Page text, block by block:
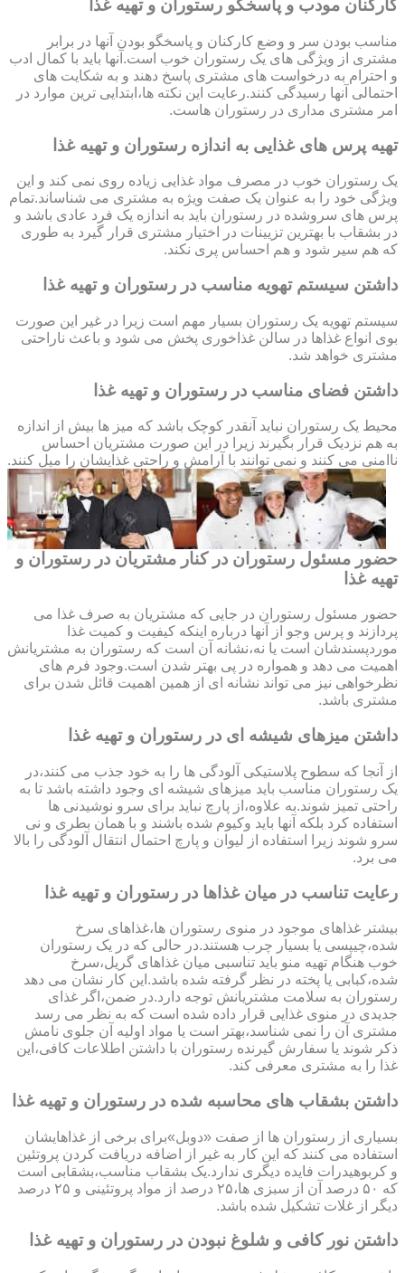
کارکنان مودب و پاسخگو رستوران و تهیه غذا
مناسب بودن سر و وضع کارکنان و پاسخگو بودن آنها در برابر
مشتری از ویژگی های یک رستوران خوب است.آنها باید با کمال ادب
و احترام به درخواست های مشتری پاسخ دهند و به شکایت های
احتمالی آنها رسیدگی کنند.رعایت این نکته ها،ابتدایی ترین موارد در
امر مشتری مداری در رستوران هاست.
تهیه پرس های غذایی به اندازه رستوران و تهیه غذا
یک رستوران خوب در مصرف مواد غذایی زیاده روی نمی کند و این
ویژگی خود را به عنوان یک صفت ویژه به مشتری می شناساند.تمام
پرس های سروشده در رستوران باید به اندازه یک فرد عادی باشد و
در بشقاب با بهترین تزیینات در اختیار مشتری قرار گیرد به طوری
که هم سیر شود و هم احساس پری نکند.
داشتن سیستم تهویه مناسب در رستوران و تهیه غذا
سیستم تهویه یک رستوران بسیار مهم است زیرا در غیر این صورت
بوی انواع غذاها در سالن غذاخوری پخش می شود و باعث ناراحتی
مشتری خواهد شد.
داشتن فضای مناسب در رستوران و تهیه غذا
محیط یک رستوران نباید آنقدر کوچک باشد که میز ها بیش از اندازه
به هم نزدیک قرار بگیرند زیرا در این صورت مشتریان احساس
ناامنی می کنند و نمی توانند با آرامش و راحتی غذایشان را میل کنند.
حضور مسئول رستوران در کنار مشتریان در رستوران و
تهیه غذا
حضور مسئول رستوران در جایی که مشتریان به صرف غذا می
پردازند و پرس وجو از آنها درباره اینکه کیفیت و کمیت غذا
موردپسندشان است یا نه،نشانه آن است که رستوران به مشتریانش
اهمیت می دهد و همواره در پی بهتر شدن است.وجود فرم های
نظرخواهی نیز می تواند نشانه ای از همین اهمیت قائل شدن برای
مشتری باشد.
داشتن میزهای شیشه ای در رستوران و تهیه غذا
از آنجا که سطوح پلاستیکی آلودگی ها را به خود جذب می کنند،در
یک رستوران مناسب باید میزهای شیشه ای وجود داشته باشد تا به
راحتی تمیز شوند.به علاوه،از پارچ نباید برای سرو نوشیدنی ها
استفاده کرد بلکه آنها باید وکیوم شده باشند و با همان بطری و نی
سرو شوند زیرا استفاده از لیوان و پارچ احتمال انتقال آلودگی را بالا
می برد.
رعایت تناسب در میان غذاها در رستوران و تهیه غذا
بیشتر غذاهای موجود در منوی رستوران ها،غذاهای سرخ
شده،چیپسی یا بسیار چرب هستند.در حالی که در یک رستوران
خوب هنگام تهیه منو باید تناسبی میان غذاهای گریل،سرخ
شده،کبابی یا پخته در نظر گرفته شده باشد.این کار نشان می دهد
رستوران به سلامت مشتریانش توجه دارد.در ضمن،اگر غذای
جدیدی در منوی غذایی قرار داده شده است که به نظر می رسد
مشتری آن را نمی شناسد،بهتر است یا مواد اولیه آن جلوی نامش
ذکر شوند یا سفارش گیرنده رستوران با داشتن اطلاعات کافی،این
غذا را به مشتری معرفی کند.
داشتن بشقاب های محاسبه شده در رستوران و تهیه غذا
بسیاری از رستوران ها از صفت «دوبل»برای برخی از غذاهایشان
استفاده می کنند که این کار به غیر از اضافه دریافت کردن پروتئین
و کربوهیدرات فایده دیگری ندارد.یک بشقاب مناسب،بشقابی است
که ۵۰ درصد آن از سبزی ها،۲۵ درصد از مواد پروتئینی و ۲۵ درصد
دیگر از غلات تشکیل شده باشد.
داشتن نور کافی و شلوغ نبودن در رستوران و تهیه غذا